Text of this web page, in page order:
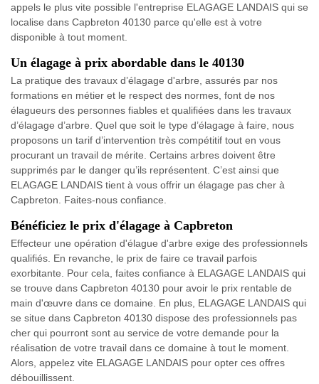
appels le plus vite possible l'entreprise ELAGAGE LANDAIS qui se
localise dans Capbreton 40130 parce qu'elle est à votre
disponible à tout moment.
Un élagage à prix abordable dans le 40130
La pratique des travaux d’élagage d'arbre, assurés par nos
formations en métier et le respect des normes, font de nos
élagueurs des personnes fiables et qualifiées dans les travaux
d’élagage d’arbre. Quel que soit le type d’élagage à faire, nous
proposons un tarif d’intervention très compétitif tout en vous
procurant un travail de mérite. Certains arbres doivent être
supprimés par le danger qu’ils représentent. C’est ainsi que
ELAGAGE LANDAIS tient à vous offrir un élagage pas cher à
Capbreton. Faites-nous confiance.
Bénéficiez le prix d'élagage à Capbreton
Effecteur une opération d'élague d'arbre exige des professionnels
qualifiés. En revanche, le prix de faire ce travail parfois
exorbitante. Pour cela, faites confiance à ELAGAGE LANDAIS qui
se trouve dans Capbreton 40130 pour avoir le prix rentable de
main d'œuvre dans ce domaine. En plus, ELAGAGE LANDAIS qui
se situe dans Capbreton 40130 dispose des professionnels pas
cher qui pourront sont au service de votre demande pour la
réalisation de votre travail dans ce domaine à tout le moment.
Alors, appelez vite ELAGAGE LANDAIS pour opter ces offres
débouillissent.